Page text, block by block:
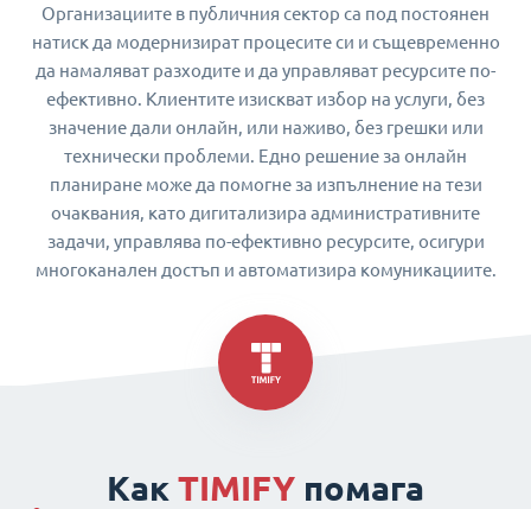
Организациите в публичния сектор са под постоянен
натиск да модернизират процесите си и същевременно
да намаляват разходите и да управляват ресурсите по-
ефективно. Клиентите изискват избор на услуги, без
значение дали онлайн, или наживо, без грешки или
технически проблеми. Едно решение за онлайн
планиране може да помогне за изпълнение на тези
очаквания, като дигитализира административните
задачи, управлява по-ефективно ресурсите, осигури
многоканален достъп и автоматизира комуникациите.
Как TIMIFY помага